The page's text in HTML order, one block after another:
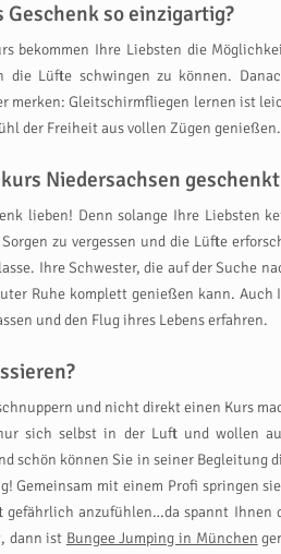
so einzigartig?
bekommen Ihre Liebsten die
Lüfte schwingen zu können.
Gleitschirmfliegen lernen ist
der Freiheit aus vollen Zügen genießen.
Niedersachsen
lieben! Denn solange Ihre Liebsten
zu vergessen und die Lüfte
Ihre Schwester, die auf der Suche
Ruhe komplett genießen kann.
und den Flug ihres Lebens erfahren.
und nicht direkt einen Kurs
sich selbst in der Luft und wollen
schön können Sie in seiner
! Gemeinsam mit einem Profi springen
anzufühlen…da spannt Ihnen
dann ist Bungee Jumping in München